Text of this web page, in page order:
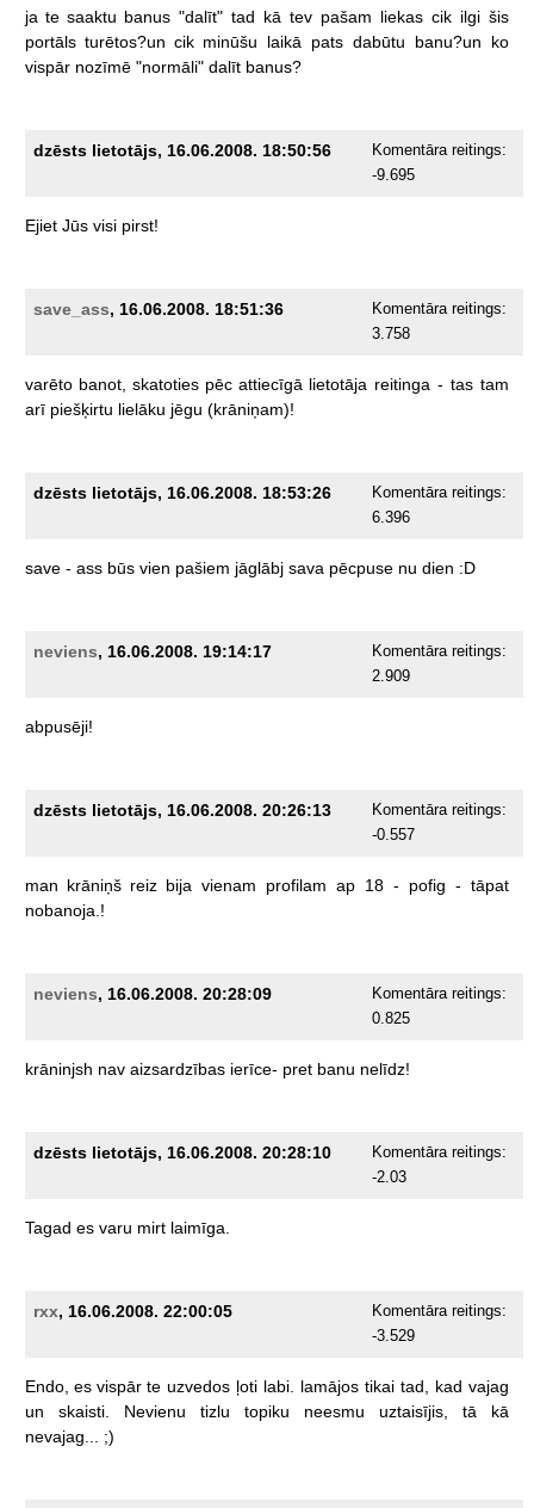
ja te saaktu banus "dalīt" tad kā tev pašam liekas cik ilgi šis
portāls turētos?un cik minūšu laikā pats dabūtu banu?un
ko
vispār nozīmē "normāli" dalīt banus?
dzēsts lietotājs, 16.06.2008. 18:50:56
Komentāra reitings:
-9.695
Ejiet Jūs visi pirst!
save_ass, 16.06.2008. 18:51:36
Komentāra reitings:
3.758
varēto banot, skatoties pēc attiecīgā lietotāja reitinga - tas tam
arī piešķirtu lielāku jēgu (krāniņam)!
dzēsts lietotājs, 16.06.2008. 18:53:26
Komentāra reitings:
6.396
save - ass būs vien pašiem jāglābj sava pēcpuse nu dien :D
neviens, 16.06.2008. 19:14:17
Komentāra reitings:
2.909
abpusēji!
dzēsts lietotājs, 16.06.2008. 20:26:13
Komentāra reitings:
-0.557
man krāniņš reiz bija vienam profilam ap 18 - pofig - tāpat
nobanoja.!
neviens, 16.06.2008. 20:28:09
Komentāra reitings:
0.825
krāninjsh nav aizsardzības ierīce- pret banu nelīdz!
dzēsts lietotājs, 16.06.2008. 20:28:10
Komentāra reitings:
-2.03
Tagad es varu mirt laimīga.
rxx, 16.06.2008. 22:00:05
Komentāra reitings:
-3.529
Endo, es vispār te uzvedos ļoti labi. lamājos tikai tad, kad vajag
un
skaisti. Nevienu tizlu topiku neesmu uztaisījis, tā
kā
nevajag...
;)